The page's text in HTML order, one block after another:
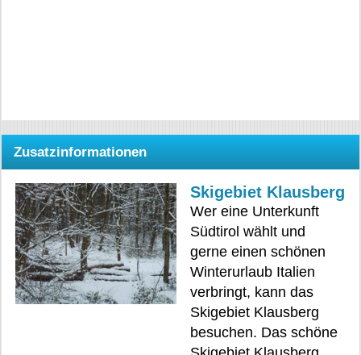
Zusatzinformationen
Skigebiet Klausberg
Wer eine Unterkunft
Südtirol wählt und
gerne einen schönen
Winterurlaub Italien
verbringt, kann das
Skigebiet Klausberg
besuchen. Das schöne